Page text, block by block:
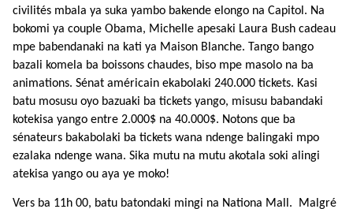
civilités mbala ya suka yambo bakende elongo na Capitol. Na
bokomi ya couple Obama, Michelle apesaki Laura Bush cadeau
mpe babendanaki na kati ya Maison Blanche. Tango bango
bazali komela ba boissons chaudes, biso mpe masolo na ba
animations. Sénat américain ekabolaki 240.000 tickets. Kasi
batu mosusu oyo bazuaki ba tickets yango, misusu babandaki
kotekisa yango entre 2.000$ na 40.000$. Notons que ba
sénateurs bakabolaki ba tickets wana ndenge balingaki mpo
ezalaka ndenge wana. Sika mutu na mutu akotala soki alingi
atekisa yango ou aya ye moko!
Vers ba 11h 00, batu batondaki mingi na Nationa Mall. Malgré